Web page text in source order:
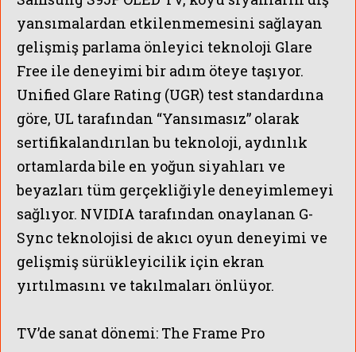
yansımalardan etkilenmemesini sağlayan
gelişmiş parlama önleyici teknoloji Glare
Free ile deneyimi bir adım öteye taşıyor.
Unified Glare Rating (UGR) test standardına
göre, UL tarafından “Yansımasız” olarak
sertifikalandırılan bu teknoloji, aydınlık
ortamlarda bile en yoğun siyahları ve
beyazları tüm gerçekliğiyle deneyimlemeyi
sağlıyor. NVIDIA tarafından onaylanan G-
Sync teknolojisi de akıcı oyun deneyimi ve
gelişmiş sürükleyicilik için ekran
yırtılmasını ve takılmaları önlüyor.
TV’de sanat dönemi: The Frame Pro